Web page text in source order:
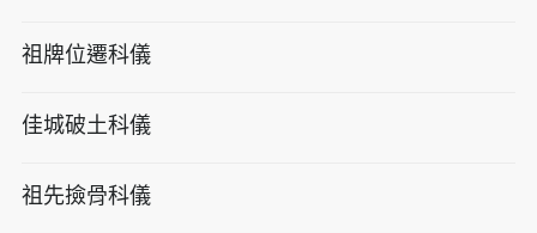
祖牌位遷科儀
佳城破土科儀
祖先撿骨科儀